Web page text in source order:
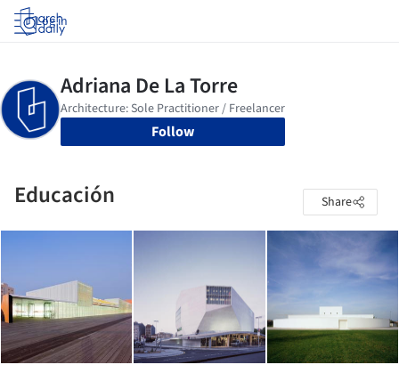
Log in
Follow
Educación Share